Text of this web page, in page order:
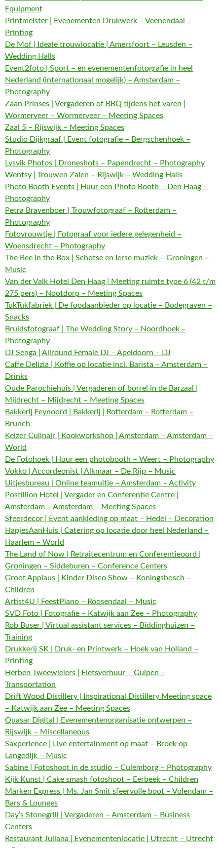
Equipment
Printmeister | Evenementen Drukwerk – Veenendaal –
Printing
De Mof | Ideale trouwlocatie | Amersfoort – Leusden –
Wedding Halls
Event2foto | Sport – en evenementenfotografie in heel
Nederland (internationaal mogelijk) – Amsterdam –
Photography
Zaan Prinses | Vergaderen of BBQ tijdens het varen |
Wormerveer – Wormerveer – Meeting Spaces
Zaal 5 – Rijswijk – Meeting Spaces
Studio Dijkgraaf | Event fotografie – Bergschenhoek –
Photography
Lysvik Photos | Droneshots – Papendrecht – Photography
Wentsy | Trouwen Zalen – Rijswijk – Wedding Halls
Photo Booth Events | Huur een Photo Booth – Den Haag –
Photography
Petra Bravenboer | Trouwfotograaf – Rotterdam –
Photography
Fotovrouwtje | Fotograaf voor iedere gelegenheid –
Woensdrecht – Photography
The Bee in the Box | Schotse en Ierse muziek – Groningen –
Music
Van der Valk Hotel Den Haag | Meeting ruimte type 6 (42 t/m
275 pers) – Nootdorp – Meeting Spaces
TukTukfabriek | De foodaanbieder op locatie – Bodegraven –
Snacks
Bruidsfotograaf | The Wedding Story – Noordhoek –
Photography
DJ Senga | Allround Female DJ – Apeldoorn – DJ
Caffe Delizia | Koffie op locatie incl. Barista – Amsterdam –
Drinks
Oude Parochiehuis | Vergaderen of borrel in de Barzaal |
Mijdrecht – Mijdrecht – Meeting Spaces
Bakkerij Feynoord | Bakkerij | Rotterdam – Rotterdam –
Brunch
Keizer Culinair | Kookworkshop | Amsterdam – Amsterdam –
World
De Fotohoek | Huur een photobooth – Weert – Photography
Vokko | Accordeonist | Alkmaar – De Rijp – Music
Uitjesbureau | Online teamuitje – Amsterdam – Activity
Postillion Hotel | Vergader en Conferentie Centre |
Amsterdam – Amsterdam – Meeting Spaces
Sfeerdecor | Event aankleding op maat – Hedel – Decoration
HapjesAanHuis | Catering op locatie door heel Nederland –
Haarlem – World
The Land of Now | Retraitecentrum en Conferentieoord |
Groningen – Siddeburen – Conference Centers
Groot Applaus | Kinder Disco Show – Koningsbosch –
Children
Artist4U | FeestPiano – Roosendaal – Music
SVD Foto | Fotografie – Katwijk aan Zee – Photography
Rob Buser | Virtual assistant services – Biddinghuizen –
Training
Drukkerij SK | Druk- en Printwerk – Hoek van Holland –
Printing
Herben Tweewielers | Fietsverhuur – Gulpen –
Transportation
Drift Wood Distillery | Inspirational Distillery Meeting space
– Katwijk aan Zee – Meeting Spaces
Quasar Digital | Evenementenorganisatie ontwerpen –
Rijswijk – Miscellaneous
Saxperience | Live entertainment op maat – Broek op
Langedijk – Music
Sabine | Fotoshoot in de studio – Culemborg – Photography
Kijk Kunst | Cake smash fotoshoot – Eerbeek – Children
Marken Express | Ms. Jan Smit sfeervolle boot – Volendam –
Bars & Lounges
Day’s Stonegrill | Vergaderen – Amsterdam – Business
Centers
Restaurant Juliana | Evenementenlocatie | Utrecht – Utrecht